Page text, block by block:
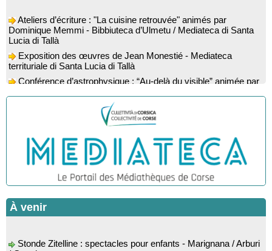
Dominique Memmi - Bibbiuteca d’Ulmetu / Mediateca di Santa
Lucia di Tallà
territuriale di Santa Lucia di Tallà
l’astrophysicien Paul Guerrini - Médiathèque - Pitretu è
Bicchisgià
Exposition des œuvres de Dominique Malberti Morin :
"Racines, peintures acryliques et aquarelles" - Mediateca
Animation : "Petits lecteurs" - Médiathèque - Pitretu è
Bicchisgià
Veillée de contes à la forêt enchantée "U Mondu ditu
mignuleddu" par la Caravane de Conteurs - Currà
Colloque : "Taravu : terre de patrimoines", Regards sur le
patrimoine religieux, roman, thermal et littéraire - Spaziu Jean-
Marc Fiamma - A Sarra di Farru
hommage au duo mythique de la chanson corse interprété par
À venir
/ Osani